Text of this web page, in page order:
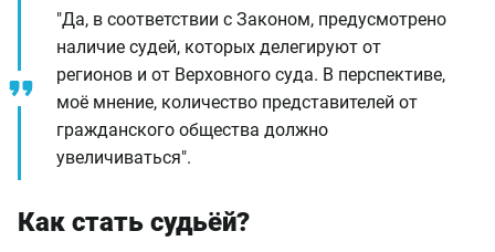
"Да, в соответствии с Законом, предусмотрено
наличие судей, которых делегируют от
регионов и от Верховного суда. В перспективе,
моё мнение, количество представителей от
гражданского общества должно
увеличиваться".
Как стать судьёй?